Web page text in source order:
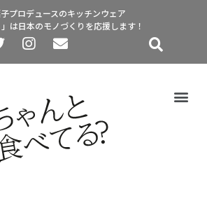
プロデュースのキッチンウェア
」は日本のモノづくりを応援します！